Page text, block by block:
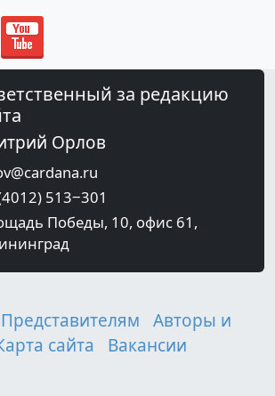
за редакцию
Орлов
513‒301
Победы, 10, офис 61,
Представителям
Авторы и
сайта
Вакансии